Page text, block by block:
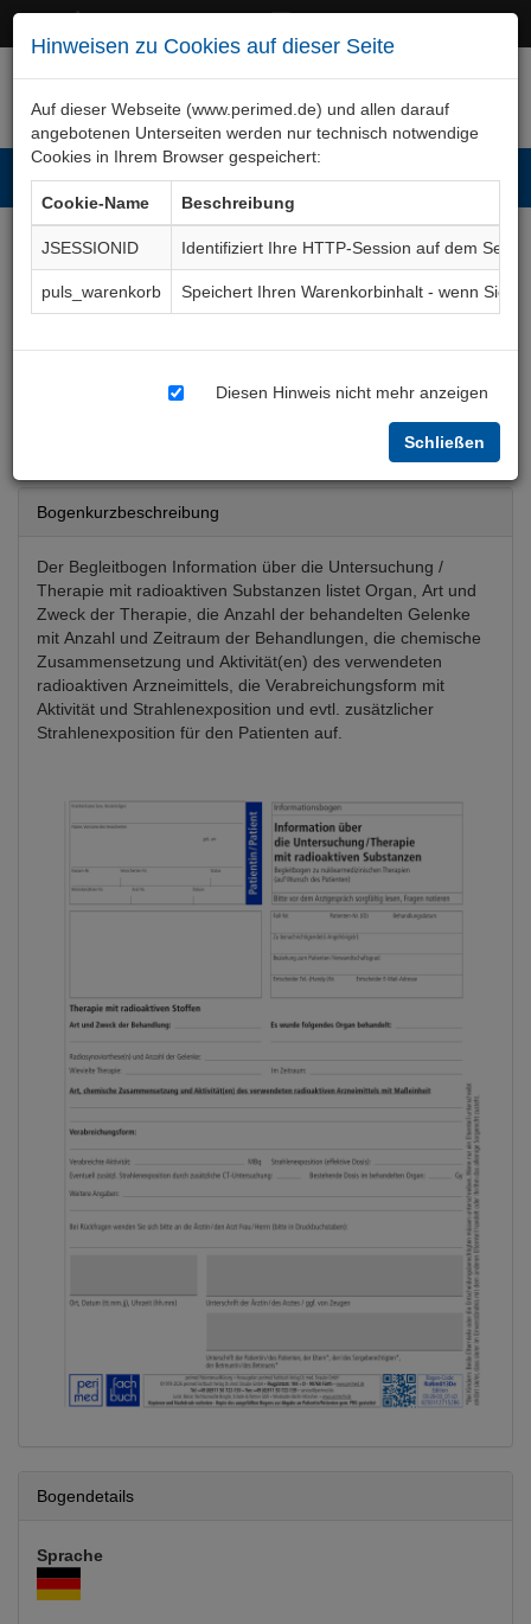
Hinweisen zu Cookies auf dieser Seite
Auf dieser Webseite (www.perimed.de) und allen darauf
angebotenen Unterseiten werden nur technisch notwendige
Cookies in Ihrem Browser gespeichert:
Cookie-Name
Beschreibung
JSESSIONID
Identifiziert Ihre HTTP-Session auf dem Server
puls_warenkorb
Speichert Ihren Warenkorbinhalt - wenn Sie
Diesen Hinweis nicht mehr anzeigen
Schließen
Informationsblatt bei
Untersuchung mit
radioaktiven Substanzen
RaNm013De
Bogenkurzbeschreibung
Der Begleitbogen Information über die Untersuchung /
Therapie mit radioaktiven Substanzen listet Organ, Art und
Zweck der Therapie, die Anzahl der behandelten Gelenke
mit Anzahl und Zeitraum der Behandlungen, die chemische
Zusammensetzung und Aktivität(en) des verwendeten
radioaktiven Arzneimittels, die Verabreichungsform mit
Aktivität und Strahlenexposition und evtl. zusätzlicher
Strahlenexposition für den Patienten auf.
Bogendetails
Sprache